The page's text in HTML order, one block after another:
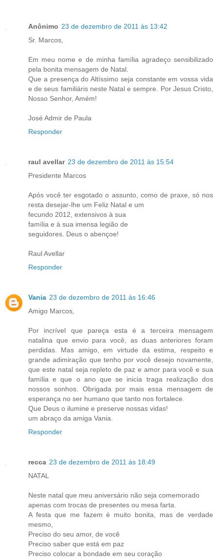
Anônimo 23 de dezembro de 2011 às 13:42
Sr. Marcos,
Em meu nome e de minha família agradeço sensibilizado
pela bonita mensagem de Natal.
Que a presença do Altíssimo seja constante em vossa vida
e de seus familiáris neste Natal e sempre. Por Jesus Cristo,
Nosso Senhor, Amém!
José Admir de Paula
Responder
raul avellar 23 de dezembro de 2011 às 15:54
Presidente Marcos
Após você ter esgotado o assunto, como de praxe, só nos
resta desejar-lhe um Feliz Natal e um
fecundo 2012, extensivos à sua
família e à sua imensa legião de
seguidores. Deus o abençoe!
Raul Avellar
Responder
Vania 23 de dezembro de 2011 às 16:46
Amigo Marcos,
Por incrível que pareça esta é a terceira mensagem
natalina que envio para você, as duas anteriores foram
perdidas. Mas amigo, em virtude da estima, respeito e
grande adimiração que tenho por você desejo novamente,
que este natal seja repleto de paz e amor para você e sua
família e que o ano que se inicia traga realização dos
nossos sonhos. Obrigada por mais essa mensagem de
esperança no ser humano que tanto nos fortalece.
Que Deus o ilumine e preserve nossas vidas!
um abraço da amiga Vania.
Responder
recca 23 de dezembro de 2011 às 18:49
NATAL
Neste natal que meu aniversário não seja comemorado
apenas com trocas de presentes ou mesa farta.
A festa que me fazem é muito bonita, mas de verdade
mesmo,
Preciso do seu amor, de você
Preciso saber que está em paz
Preciso colocar a bondade em seu coração